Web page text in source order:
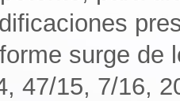
surge de
47/15, 7/16,